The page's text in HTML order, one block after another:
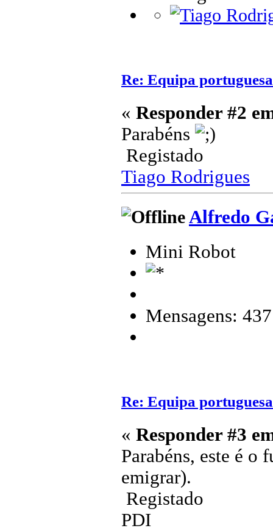
Re: Equipa
« Responder #2
Parabéns
Registado
Tiago Rodrigues
Alfredo
Mini Robot
Mensagens: 437
Re: Equipa
« Responder #3
Parabéns, este é o
emigrar).
Registado
PDI